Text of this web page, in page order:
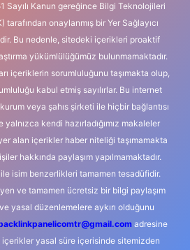
Sayılı Kanun gereğince Bilgi Teknolojileri
onaylanmış bir Yer Sağlayıcı
Bu nedenle, sitedeki içerikleri proaktif
yükümlülüğümüz bulunmamaktadır.
içeriklerin sorumluluğunu taşımakta olup,
kabul etmiş sayılırlar. Bu internet
veya şahıs şirketi ile hiçbir bağlantısı
yalnızca kendi hazırladığımız makaleler
alan içerikler haber niteliği taşımamakta
hakkında paylaşım yapılmamaktadır.
isim benzerlikleri tamamen tesadüfidir.
ve tamamen ücretsiz bir bilgi paylaşım
yasal düzenlemelere aykırı olduğunu
adresine
yasal süre içerisinde sitemizden